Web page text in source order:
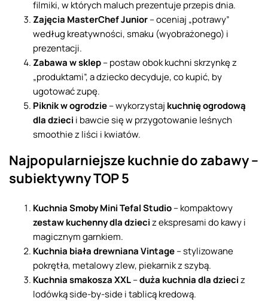
filmiki, w których maluch prezentuje przepis dnia.
Zajęcia MasterChef Junior– oceniaj „potrawy”
według kreatywności, smaku (wyobrażonego) i
prezentacji.
Zabawa w sklep– postaw obok kuchni skrzynkę z
„produktami”, a dziecko decyduje, co kupić, by
ugotować zupę.
Piknik w ogrodzie– wykorzystaj kuchnię ogrodową
dla dzieci i bawcie się w przygotowanie leśnych
smoothie z liści i kwiatów.
Najpopularniejsze kuchnie do zabawy –
subiektywny TOP 5
Kuchnia Smoby Mini Tefal Studio– kompaktowy
zestaw kuchenny dla dzieciz ekspresami do kawy i
magicznym garnkiem.
Kuchnia biała drewniana Vintage– stylizowane
pokrętła, metalowy zlew, piekarnik z szybą.
Kuchnia smakosza XXL–duża kuchnia dla dzieciz
lodówką side-by-side i tablicą kredową.